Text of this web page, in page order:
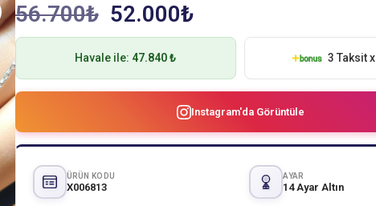
56.700₺ 52.000₺
Havale ile: 47.840 ₺ 3 Taksit x
Instagram'da Görüntüle
ÜRÜN KODU
X006813
AYAR
14 Ayar Altın